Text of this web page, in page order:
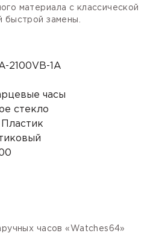
материала с классической
быстрой замены.
2100VB-1A
часы
стекло
Пластик
часов «Watches64»